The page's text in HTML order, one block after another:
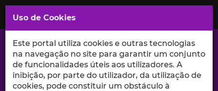
Saltar
para
Conteúdo
Principal
A excelência da investigação e ciência no Iscte
Uso de Cookies
Este portal utiliza cookies e outras tecnologias
na navegação no site para garantir um conjunto
de funcionalidades úteis aos utilizadores. A
inibição, por parte do utilizador, da utilização de
cookies, pode constituir um obstáculo à